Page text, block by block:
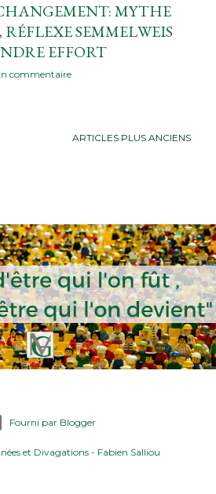
MYTHE
SEMMELWEIS
EFFORT
commentaire
ARTICLES PLUS ANCIENS
Fourni par Blogger
et Divagations - Fabien Salliou